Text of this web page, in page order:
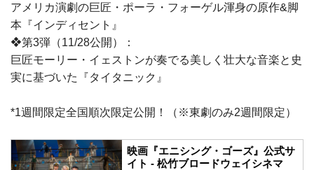
アメリカ演劇の巨匠・ポーラ・フォーゲル渾身の原作&脚
本『インディセント』
❖第3弾（11/28公開）：
巨匠モーリー・イェストンが奏でる美しく壮大な音楽と史
実に基づいた『タイタニック』
*1週間限定全国順次限定公開！（※東劇のみ2週間限定）
映画『エニシング・ゴーズ』公式サ
イト - 松竹ブロードウェイシネマ